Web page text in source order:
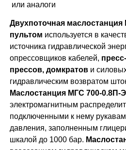
или аналоги
Двухпоточная маслостанция
пультом используется в
источника гидравлической
опрессовщиков кабелей,
прессов, домкратов и
гидравлическим возвратом
Маслостанция МГС 700-0.8П-
электромагнитным
подключенными к нему
давления, заполненным
шкалой до 1000 бар.